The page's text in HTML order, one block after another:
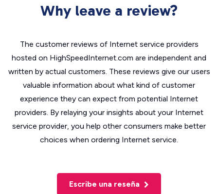
Why leave a review?
The customer reviews of Internet service providers
hosted on HighSpeedInternet.com are independent and
written by actual customers. These reviews give our users
valuable information about what kind of customer
experience they can expect from potential Internet
providers. By relaying your insights about your Internet
service provider, you help other consumers make better
choices when ordering Internet service.
Escribe una reseña